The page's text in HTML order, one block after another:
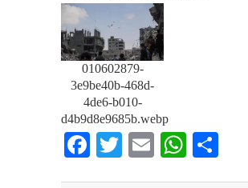
010602879-
3e9be40b-468d-
4de6-b010-
d4b9d8e9685b.webp
Facebook
TwitterEmail